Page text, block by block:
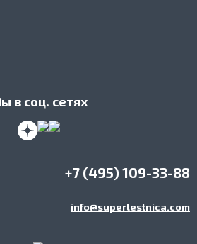
в соц. сетях
+7 (495) 109-33-88
info@superlestnica.com